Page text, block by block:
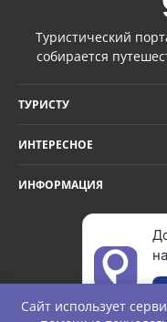
Туристический
собирается
ТУРИСТУ
ИНТЕРЕСНОЕ
ИНФОРМАЦИЯ
Сайт использует